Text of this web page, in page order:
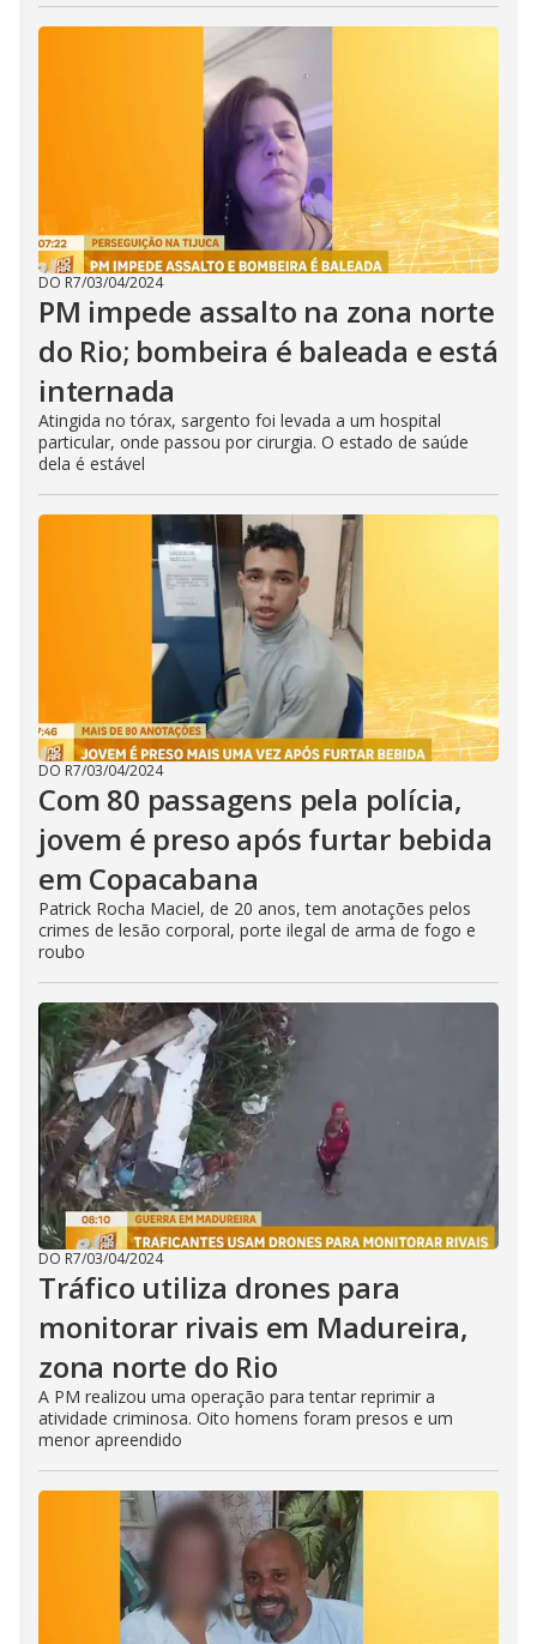
DO R7/03/04/2024
PM impede assalto na zona norte
do Rio; bombeira é baleada e está
internada
Atingida no tórax, sargento foi levada a um hospital
particular, onde passou por cirurgia. O estado de saúde
dela é estável
DO R7/03/04/2024
Com 80 passagens pela polícia,
jovem é preso após furtar bebida
em Copacabana
Patrick Rocha Maciel, de 20 anos, tem anotações pelos
crimes de lesão corporal, porte ilegal de arma de fogo e
roubo
DO R7/03/04/2024
Tráfico utiliza drones para
monitorar rivais em Madureira,
zona norte do Rio
A PM realizou uma operação para tentar reprimir a
atividade criminosa. Oito homens foram presos e um
menor apreendido